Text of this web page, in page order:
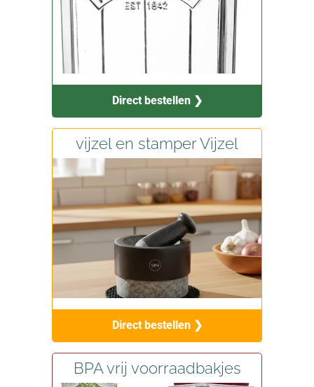
Direct bestellen ❯
vijzel en stamper Vijzel
Direct bestellen ❯
BPA vrij voorraadbakjes